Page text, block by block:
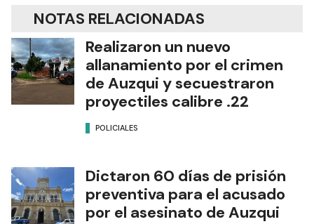
NOTAS RELACIONADAS
Realizaron un nuevo
allanamiento por el crimen
de Auzqui y secuestraron
proyectiles calibre .22
POLICIALES
Dictaron 60 días de prisión
preventiva para el acusado
por el asesinato de Auzqui